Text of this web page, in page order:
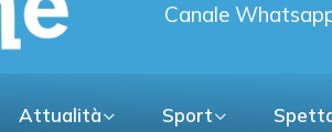
Canale
Attualità Sport